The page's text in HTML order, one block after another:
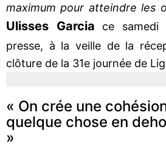
maximum pour atteindre les
Ulisses Garcia
ce samedi
presse, à la veille de la
clôture de la 31e journée de
« On crée une
quelque chose en
»